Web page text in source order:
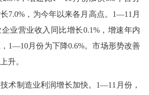
7.0%，为今年以来各月高点。1—11月
业营业收入同比增长0.1%，增速年内
1—10月份为下降0.6%。市场形势改善
升。
术制造业利润增长加快。1—11月份，